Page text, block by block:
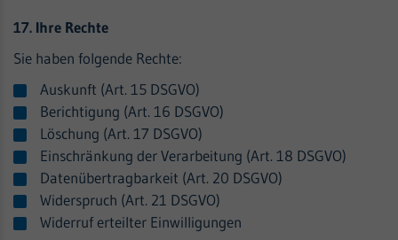
17. Ihre Rechte
Sie haben folgende Rechte:
Auskunft (Art. 15 DSGVO)
Berichtigung (Art. 16 DSGVO)
Löschung (Art. 17 DSGVO)
Einschränkung der Verarbeitung (Art. 18 DSGVO)
Datenübertragbarkeit (Art. 20 DSGVO)
Widerspruch (Art. 21 DSGVO)
Widerruf erteilter Einwilligungen